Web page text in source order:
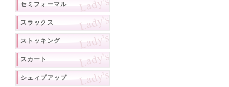
セミフォーマル
スラックス
ストッキング
スカート
シェィプアップ